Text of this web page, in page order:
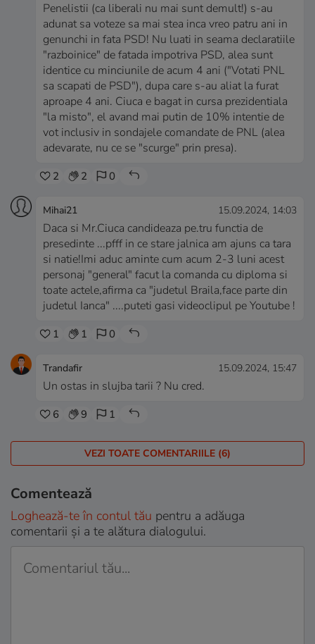
Penelistii (ca liberali nu mai sunt demult!) s-au
adunat sa voteze sa mai stea inca vreo patru ani in
genunchi in fata PSD! Nu luati in seama declaratiile
"razboinice" de fatada impotriva PSD, alea sunt
identice cu minciunile de acum 4 ani ("Votati PNL
sa scapati de PSD"), dupa care s-au aliat la furat
aproape 4 ani. Ciuca e bagat in cursa prezidentiala
"la misto", el avand mai putin de 10% intentie de
vot inclusiv in sondajele comandate de PNL (alea
adevarate, nu ce se "scurge" prin presa).
2 2 0
Mihai21 15.09.2024, 14:03
Daca si Mr.Ciuca candideaza pe.tru functia de
presedinte ...pfff in ce stare jalnica am ajuns ca tara
si natie!Imi aduc aminte cum acum 2-3 luni acest
personaj "general" facut la comanda cu diploma si
toate actele,afirma ca "judetul Braila,face parte din
judetul Ianca" ....puteti gasi videoclipul pe Youtube !
1 1 0
Trandafir 15.09.2024, 15:47
Un ostas in slujba tarii ? Nu cred.
6 9 1
VEZI TOATE COMENTARIILE (6)
Comentează
Loghează-te în contul tău pentru a adăuga
comentarii și a te alătura dialogului.